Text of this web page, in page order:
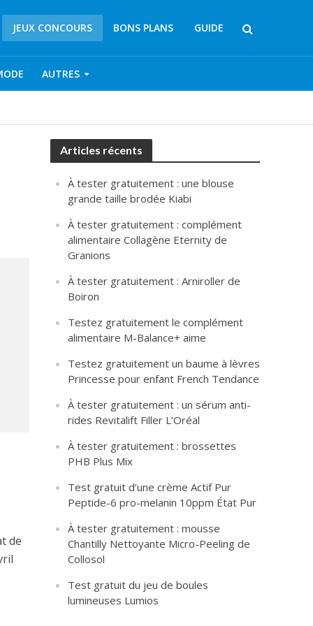
JEUX CONCOURS BONS PLANS GUIDE
AUTRES
de
Articles récents
À tester gratuitement : une blouse
grande taille brodée Kiabi
À tester gratuitement : complément
alimentaire Collagène Eternity de
Granions
À tester gratuitement : Arniroller de
Boiron
Testez gratuitement le complément
alimentaire M-Balance+ aime
Testez gratuitement un baume à lèvres
Princesse pour enfant French Tendance
À tester gratuitement : un sérum anti-
rides Revitalift Filler L’Oréal
À tester gratuitement : brossettes
PHB Plus Mix
Test gratuit d’une crème Actif Pur
Peptide-6 pro-melanin 10ppm État Pur
À tester gratuitement : mousse
Chantilly Nettoyante Micro-Peeling de
Collosol
Test gratuit du jeu de boules
lumineuses Lumios